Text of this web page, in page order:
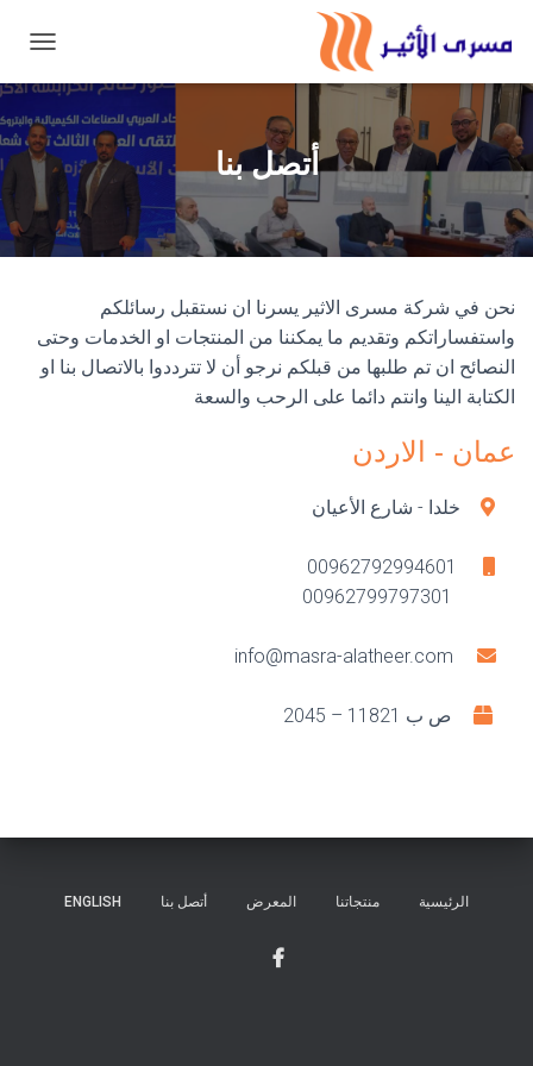
أتصل بنا
نحن في شركة مسرى الاثير يسرنا ان نستقبل رسائلكم
واستفساراتكم وتقديم ما يمكننا من المنتجات او الخدمات وحتى
النصائح ان تم طلبها من قبلكم نرجو أن لا تترددوا بالاتصال بنا او
الكتابة الينا وانتم دائما على الرحب والسعة
عمان - الاردن
خلدا - شارع الأعيان
00962792994601
00962799797301
ص ب 11821 – 2045
الرئيسية منتجاتنا المعرض أتصل بنا ENGLISH